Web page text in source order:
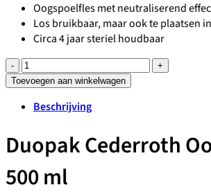
Oogspoelfles met neutraliserend
Los bruikbaar, maar ook te plaatsen
Circa 4 jaar steriel houdbaar
Duopak
Cederroth
500
aantal
Toevoegen aan winkelwagen
Beschrijving
Duopak Cederroth
500 ml